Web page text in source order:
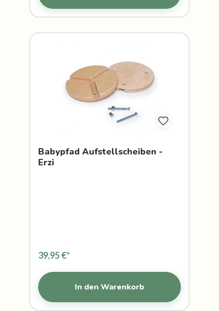
Babypfad Aufstellscheiben -
Erzi
39,95 €*
In den Warenkorb